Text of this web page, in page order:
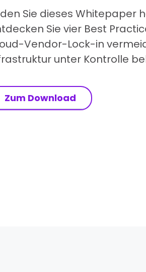
Sie dieses Whitepaper
Sie vier Best
Vendor-Lock-in
unter Kontrolle
Zum Download